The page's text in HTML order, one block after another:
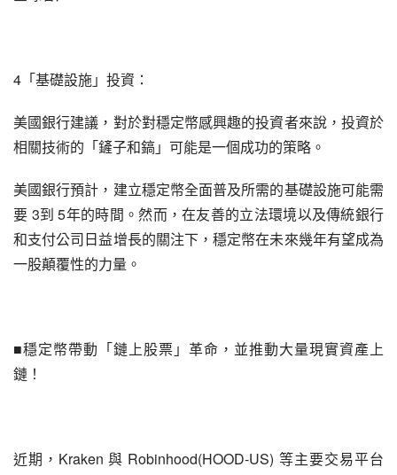
4「基礎設施」投資：
美國銀行建議，對於對穩定幣感興趣的投資者來說，投資於
相關技術的「鏟子和鎬」可能是一個成功的策略。
美國銀行預計，建立穩定幣全面普及所需的基礎設施可能需
要 3到 5年的時間。然而，在友善的立法環境以及傳統銀行
和支付公司日益增長的關注下，穩定幣在未來幾年有望成為
一股顛覆性的力量。
■穩定幣帶動「鏈上股票」革命，並推動大量現實資產上
鏈！
近期，Kraken 與 Robinhood(HOOD-US) 等主要交易平台